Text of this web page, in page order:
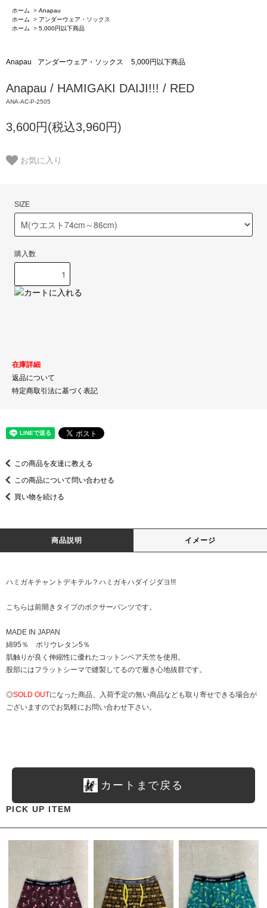
ホーム > Anapau
ホーム
> アンダーウェア・ソックス
ホーム
> 5,000円以下商品
Anapau アンダーウェア・ソックス 5,000円以下商品
Anapau / HAMIGAKI DAIJI!!! / RED
ANA-AC-P-2505
3,600円(税込3,960円)
お気に入り
SIZE
購入数
在庫詳細
返品について
特定商取引法に基づく表記
この商品を友達に教える
この商品について問い合わせる
買い物を続ける
商品説明 イメージ
ハミガキチャントデキテル？ハミガキハダイジダヨ!!!
こちらは前開きタイプのボクサーパンツです。
MADE IN JAPAN
綿95％ ポリウレタン5％
肌触りが良く伸縮性に優れたコットンベア天竺を使用。
股部にはフラットシーマで縫製してるので履き心地抜群です。
◎SOLD OUTになった商品、入荷予定の無い商品なども取り寄せできる場合が
ございますのでお気軽にお問い合わせ下さい。
カートまで戻る
PICK UP ITEM